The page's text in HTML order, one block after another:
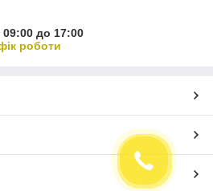
до 17:00
роботи